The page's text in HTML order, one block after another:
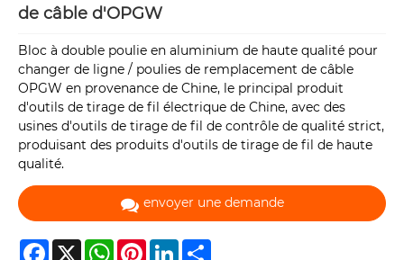
de câble d'OPGW
Bloc à double poulie en aluminium de haute qualité pour
changer de ligne / poulies de remplacement de câble
OPGW en provenance de Chine, le principal produit
d'outils de tirage de fil électrique de Chine, avec des
usines d'outils de tirage de fil de contrôle de qualité strict,
produisant des produits d'outils de tirage de fil de haute
qualité.
envoyer une demande
Facebook
X WhatsAppPinterestLinkedIn